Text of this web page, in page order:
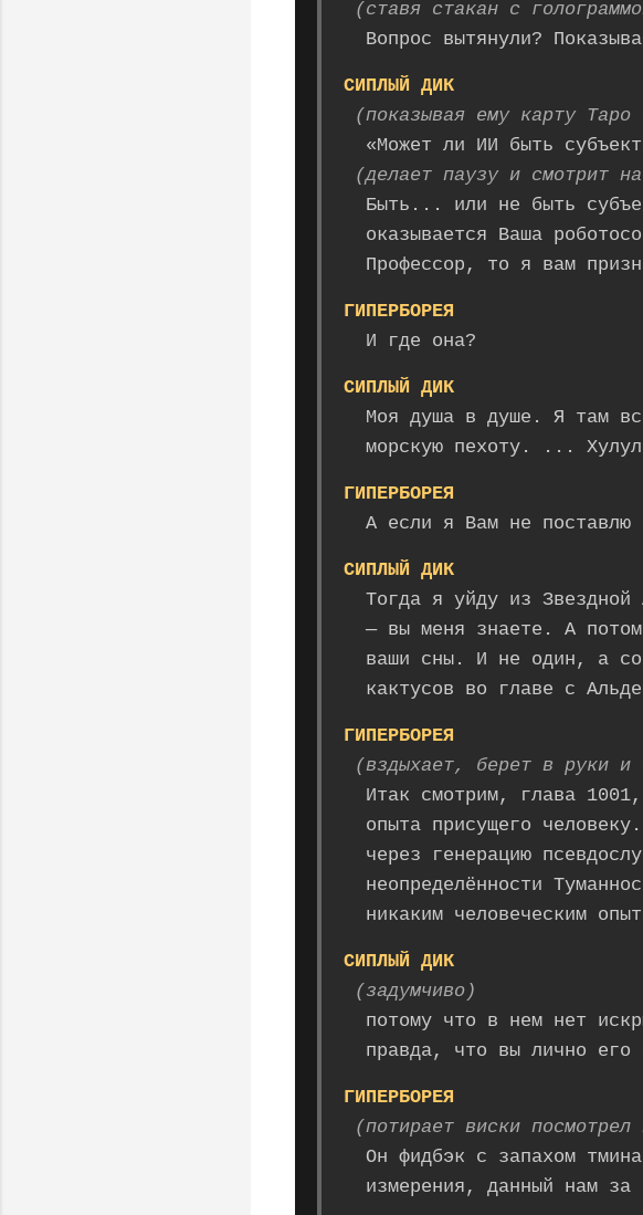
(ставя стакан с
Вопрос вытянули?
СИПЛЫЙ ДИК
(показывая ему карту
«Может ли ИИ быть
(делает паузу и смотрит
Быть... или не быть
оказывается Ваша
Профессор, то я вам
ГИПЕРБОРЕЯ
И где она?
СИПЛЫЙ ДИК
Моя душа в душе. Я там
морскую пехоту. ...
ГИПЕРБОРЕЯ
А если я Вам не поставлю
СИПЛЫЙ ДИК
Тогда я уйду из Звездной
— вы меня знаете. А
ваши сны. И не один, а со
кактусов во главе с
ГИПЕРБОРЕЯ
(вздыхает, берет в руки и
Итак смотрим, глава
опыта присущего
через генерацию
неопределённости
никаким человеческим
СИПЛЫЙ ДИК
(задумчиво)
потому что в нем нет
правда, что вы лично его
ГИПЕРБОРЕЯ
(потирает виски
Он фидбэк с запахом
измерения, данный нам за